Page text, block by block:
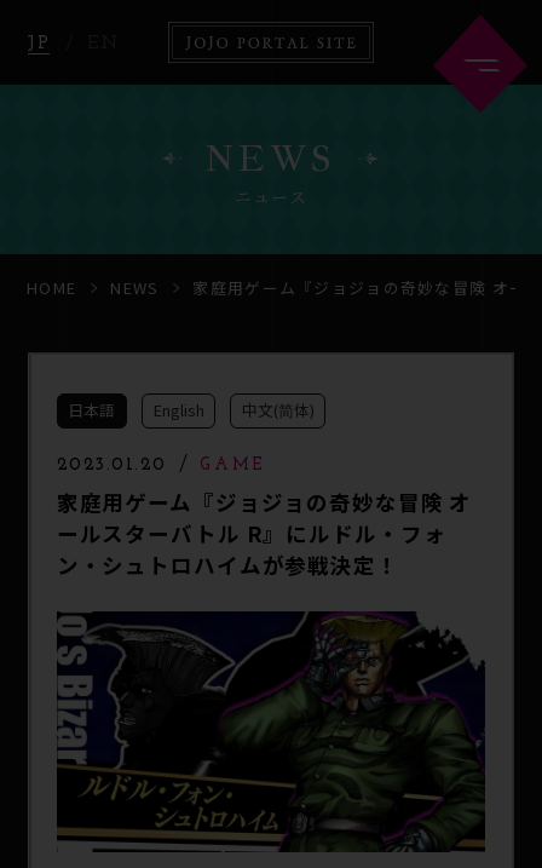
JP
HOME ABOUT
COMICS
SPECIAL
NEWS
ニュース
HOME NEWS 家庭用ゲーム『ジョジョの奇妙な冒険 オー
日本語 English 中文(简体)
2023.01.20 GAME
家庭用ゲーム『ジョジョの奇妙な冒険 オ
ールスターバトル R』にルドル・フォ
ン・シュトロハイムが参戦決定！